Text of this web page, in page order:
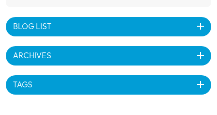
BLOG LIST
ARCHIVES
TAGS